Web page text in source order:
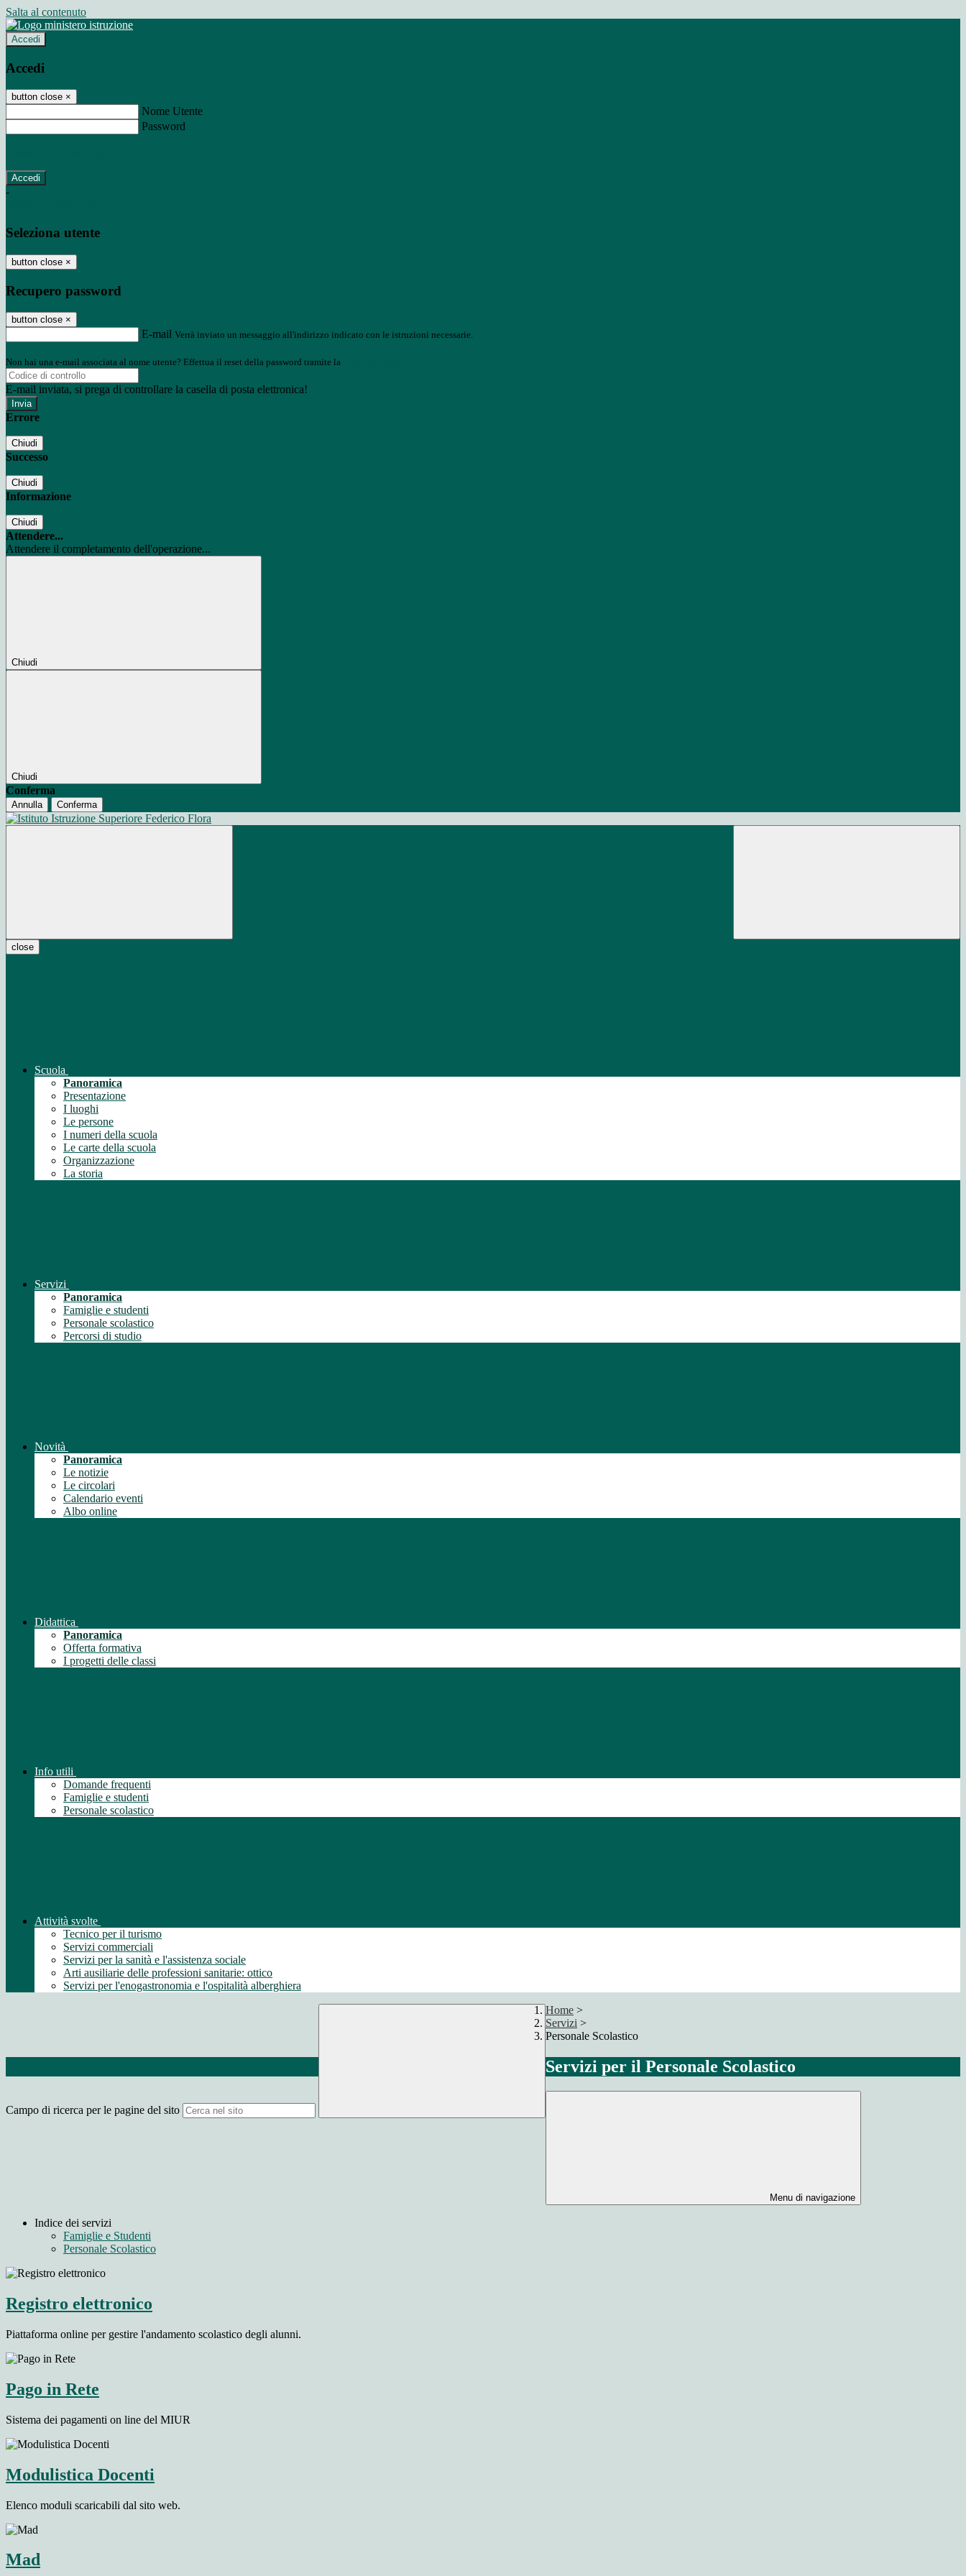
Salta al contenuto
Accedi
Accedi
button close ×
Nome Utente
Password
-
Seleziona utente
button close ×
Recupero password
button close ×
E-mail Verrà inviato un messaggio all'indirizzo indicato con le istruzioni necessarie.
Non hai una e-mail associata al nome utente? Effettua il reset della password tramite la
E-mail inviata, si prega di controllare la casella di posta elettronica!
Errore
Chiudi
Successo
Chiudi
Informazione
Chiudi
Attendere...
Attendere il completamento dell'operazione...
Chiudi
Chiudi
Conferma
Annulla Conferma
close
Scuola
Panoramica
Presentazione
I luoghi
Le persone
I numeri della scuola
Le carte della scuola
Organizzazione
La storia
Servizi
Panoramica
Famiglie e studenti
Personale scolastico
Percorsi di studio
Novità
Panoramica
Le notizie
Le circolari
Calendario eventi
Albo online
Didattica
Panoramica
Offerta formativa
I progetti delle classi
Info utili
Domande frequenti
Famiglie e studenti
Personale scolastico
Attività svolte
Tecnico per il turismo
Servizi commerciali
Servizi per la sanità e l'assistenza sociale
Arti ausiliarie delle professioni sanitarie: ottico
Servizi per l'enogastronomia e l'ospitalità alberghiera
Campo di ricerca per le pagine del sito
Home >
Servizi >
Personale Scolastico
Servizi per il Personale Scolastico
Menu di navigazione
Indice dei servizi
Famiglie e Studenti
Personale Scolastico
Registro elettronico
Piattaforma online per gestire l'andamento scolastico degli alunni.
Pago in Rete
Sistema dei pagamenti on line del MIUR
Modulistica Docenti
Elenco moduli scaricabili dal sito web.
Mad